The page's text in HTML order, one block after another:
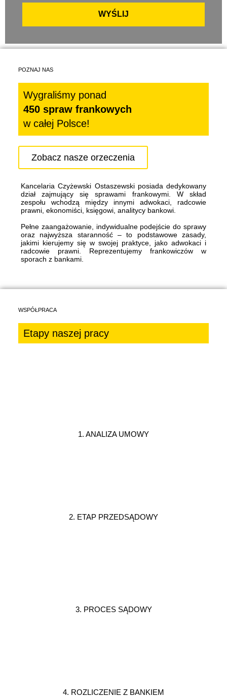
WYŚLIJ
POZNAJ NAS
Wygraliśmy ponad
450 spraw frankowych
w całej Polsce!
Zobacz nasze orzeczenia
Kancelaria Czyżewski Ostaszewski posiada dedykowany
dział zajmujący się sprawami frankowymi. W skład
zespołu wchodzą między innymi adwokaci, radcowie
prawni, ekonomiści, księgowi, analitycy bankowi.
Pełne zaangażowanie, indywidualne podejście do sprawy
oraz najwyższa staranność – to podstawowe zasady,
jakimi kierujemy się w swojej praktyce, jako adwokaci i
radcowie prawni. Reprezentujemy frankowiczów w
sporach z bankami.
WSPÓŁPRACA
Etapy naszej pracy
1. ANALIZA UMOWY
2. ETAP PRZEDSĄDOWY
3. PROCES SĄDOWY
4. ROZLICZENIE Z BANKIEM